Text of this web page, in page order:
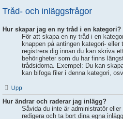
Tråd- och inläggsfrågor
Hur skapar jag en ny tråd i en kategori?
För att skapa en ny tråd i en
knappen på antingen kategori-
registrera dig innan du kan skriva
behörigheter som du har finns
trådsidorna. Exempel: Du kan
kan bifoga filer i denna kategori,
Upp
Hur ändrar och raderar jag inlägg?
Såvida du inte är administratör
redigera och ta bort dina egna